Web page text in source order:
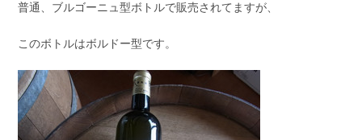
普通、ブルゴーニュ型ボトルで販売されてますが、
このボトルはボルドー型です。